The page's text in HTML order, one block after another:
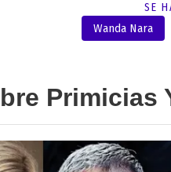
SE
Wanda Nara
Primicias